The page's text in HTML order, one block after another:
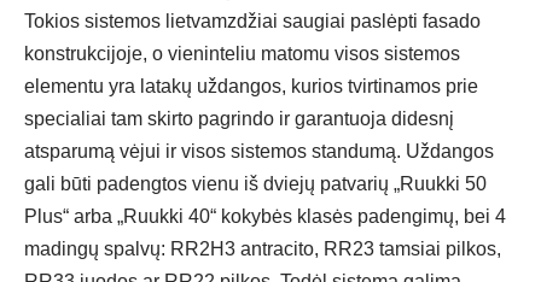
Tokios sistemos lietvamzdžiai saugiai paslėpti fasado
konstrukcijoje, o vieninteliu matomu visos sistemos
elementu yra latakų uždangos, kurios tvirtinamos prie
specialiai tam skirto pagrindo ir garantuoja didesnį
atsparumą vėjui ir visos sistemos standumą. Uždangos
gali būti padengtos vienu iš dviejų patvarių „Ruukki 50
Plus“ arba „Ruukki 40“ kokybės klasės padengimų, bei 4
madingų spalvų: RR2H3 antracito, RR23 tamsiai pilkos,